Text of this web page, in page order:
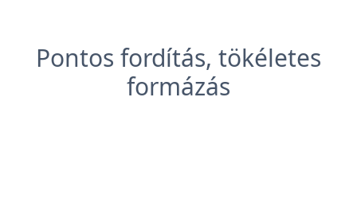
Pontos fordítás, tökéletes
formázás